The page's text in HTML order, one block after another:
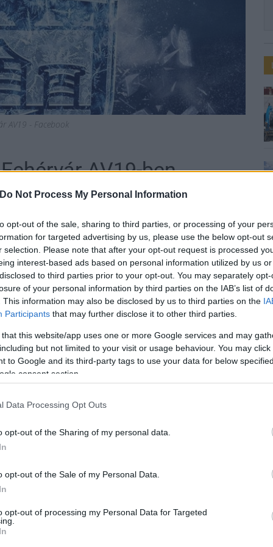
Do Not Process My Personal Information
opt-out of the sale, sharing to third parties, or processing of your
for targeted advertising by us, please use the below opt-out
selection. Please note that after your opt-out request is processed
interest-based ads based on personal information utilized by us
to third parties prior to your opt-out. You may separately
of your personal information by third parties on the IAB’s list of
This information may also be disclosed by us to third parties on the
Participants that may further disclose it to other third parties.
that this website/app uses one or more Google services and may
but not limited to your visit or usage behaviour. You may
to Google and its third-party tags to use your data for below
consent section.
Data Processing Opt Outs
opt-out of the Sharing of my personal data.
opt-out of the Sale of my Personal Data.
opt-out of processing my Personal Data for Targeted
AV19 - Facebook
AV19-ben
az osztrák jégkorong-bajnokságban (ICE)
azonnali hatállyal feloldották a liga
azonnal folytatódott a keret kialakítása a
a 2018-as, phjongcshangi téli olimpián három
A Hydro Fehérvár AV19-ben harmadik
lépett jégre és 62 pontot gyűjtött (25 gól, 37
és bizonyíthassuk, hogy a Hydro Fehérvár AV19
Kuraltot a kommüniké.
25-én rajtol.